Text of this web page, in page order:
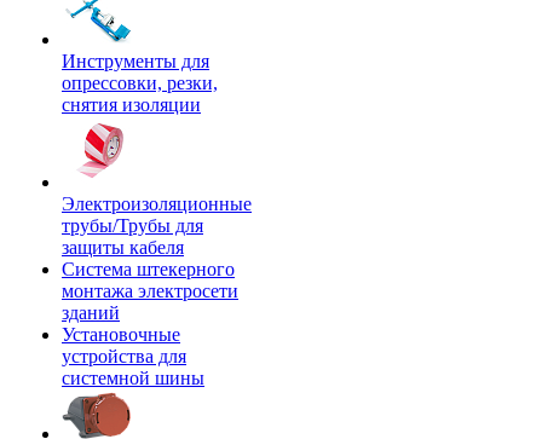
Инструменты для
опрессовки, резки,
снятия изоляции
Электроизоляционные
трубы/Трубы для
защиты кабеля
Система штекерного
монтажа электросети
зданий
Установочные
устройства для
системной шины